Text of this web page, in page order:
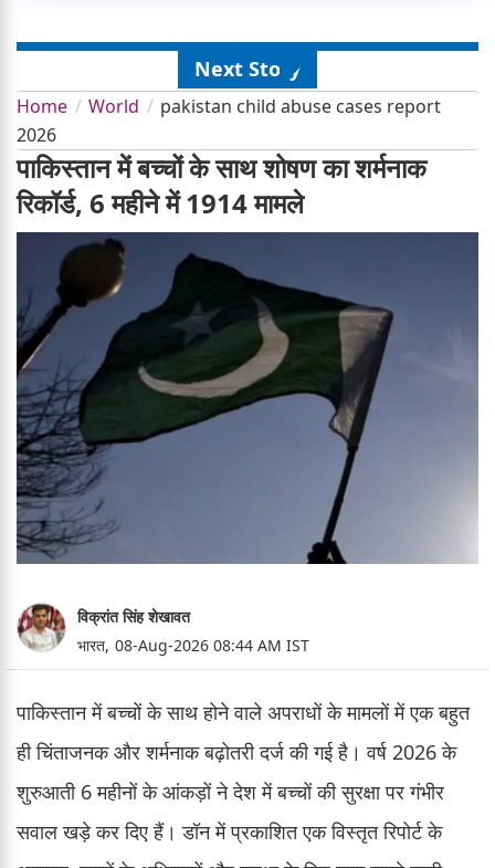
Next Story
Home World
pakistan child abuse cases report
2026
पाकिस्तान में बच्चों के साथ शोषण का शर्मनाक
रिकॉर्ड, 6 महीने में 1914 मामले
विक्रांत सिंह शेखावत
भारत, 08-Aug-2026 08:44 AM IST
पाकिस्तान में बच्चों के साथ होने वाले अपराधों के मामलों में एक बहुत
ही चिंताजनक और शर्मनाक बढ़ोतरी दर्ज की गई है। वर्ष 2026 के
शुरुआती 6 महीनों के आंकड़ों ने देश में बच्चों की सुरक्षा पर गंभीर
सवाल खड़े कर दिए हैं। डॉन में प्रकाशित एक विस्तृत रिपोर्ट के